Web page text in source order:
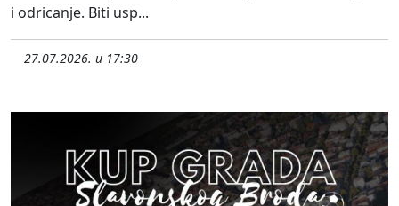
i odricanje. Biti usp...
27.07.2026. u 17:30